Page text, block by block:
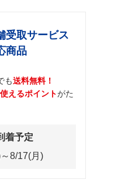
受取サービス
商品
も送料無料！
えるポイントがた
着予定
8/17(月)